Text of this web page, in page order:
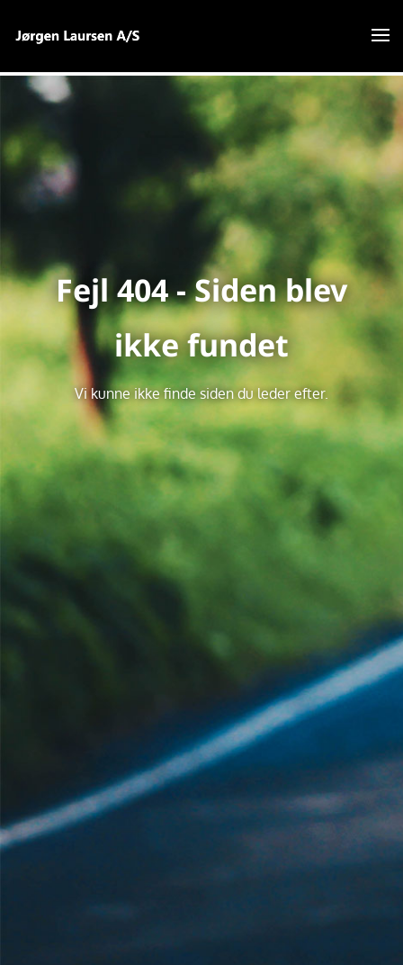
Fejl 404 - Siden blev
ikke fundet
Vi kunne ikke finde siden du leder efter.